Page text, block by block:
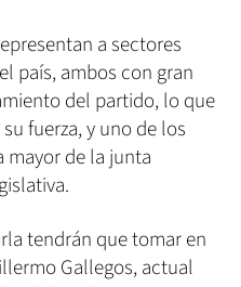
a sectores
país, ambos con gran
del partido, lo que
fuerza, y uno de los
mayor de la junta
tendrán que tomar en
Gallegos, actual